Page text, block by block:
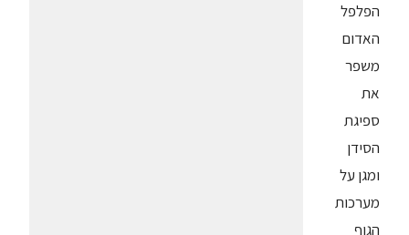
הפלפל
האדום
משפר
את
ספיגת
הסידן
ומגן על
מערכות
הגוף